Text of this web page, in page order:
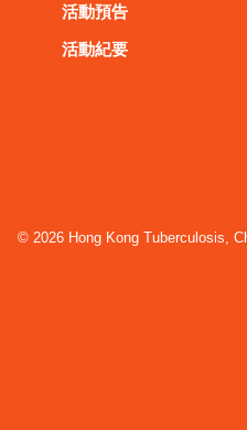
活動預告
活動紀要
© 2026 Hong Kong Tuberculosis,